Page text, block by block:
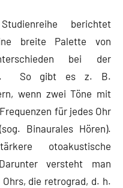
berichtet
breite Palette von
bei der
So gibt es z. B.
wenn zwei Töne mit
für jedes Ohr
Binaurales Hören).
otoakustische
versteht man
die retrograd, d. h.